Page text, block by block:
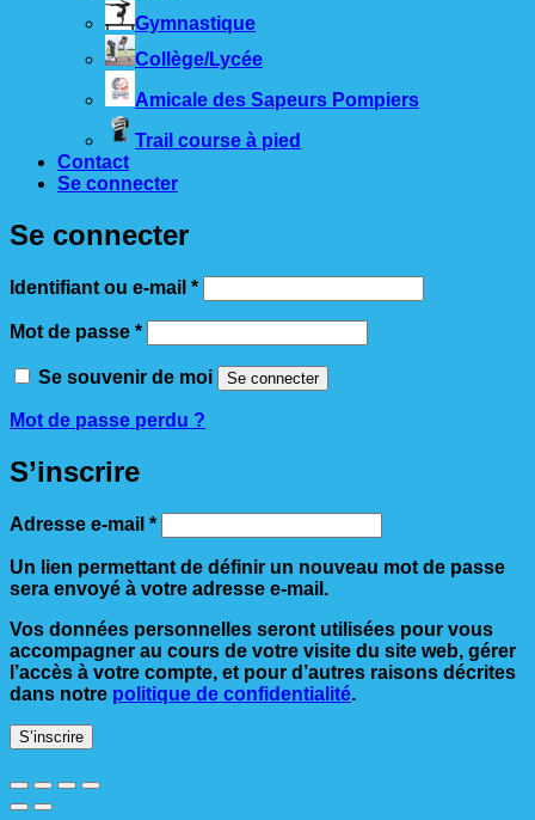
Gymnastique
Collège/Lycée
Amicale des Sapeurs Pompiers
Trail course à pied
Contact
Se connecter
Se connecter
Identifiant ou e-mail *Obligatoire
Mot de passe *Obligatoire
Se souvenir de moi Se connecter
Mot de passe perdu ?
S’inscrire
Adresse e-mail *Obligatoire
Un lien permettant de définir un nouveau mot de passe
sera envoyé à votre adresse e-mail.
Vos données personnelles seront utilisées pour vous
accompagner au cours de votre visite du site web, gérer
l’accès à votre compte, et pour d’autres raisons décrites
dans notre politique de confidentialité.
S’inscrire